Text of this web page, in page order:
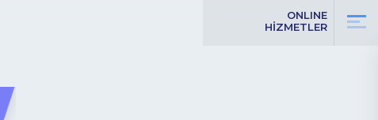
ONLINE
HİZMETLER